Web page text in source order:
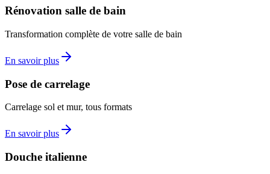
Rénovation salle de bain
Transformation complète de votre salle de bain
En savoir plus
Pose de carrelage
Carrelage sol et mur, tous formats
En savoir plus
Douche italienne